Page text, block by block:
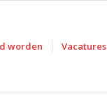
worden Vacatures